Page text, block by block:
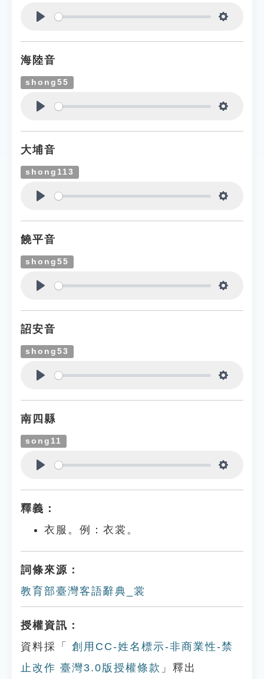
海陸音
shong55
大埔音
shong113
饒平音
shong55
詔安音
shong53
南四縣
song11
釋義：
衣服。例：衣裳。
詞條來源：
教育部臺灣客語辭典_裳
授權資訊：
資料採「
創用CC-姓名標示-非商業性-禁
止改作 臺灣3.0版授權條款 」釋出